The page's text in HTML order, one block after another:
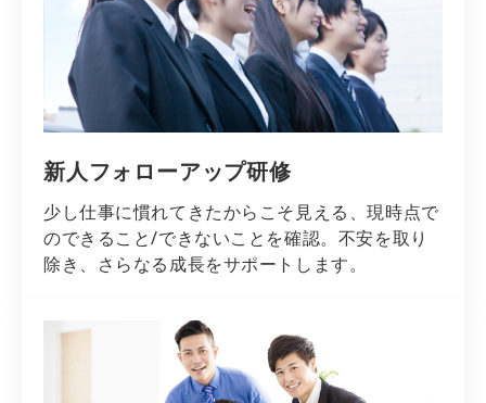
新人フォローアップ研修
少し仕事に慣れてきたからこそ見える、現時点で
のできること/できないことを確認。不安を取り
除き、さらなる成長をサポートします。